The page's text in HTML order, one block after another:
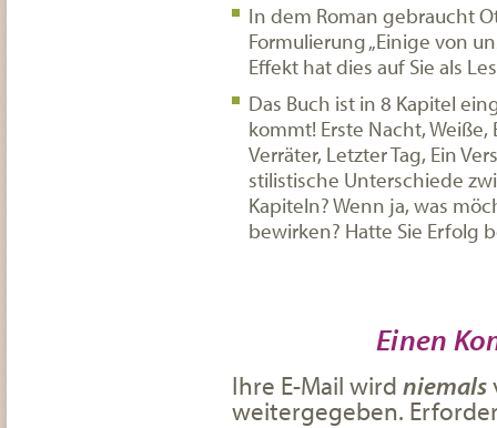
In dem Roman gebraucht
Formulierung „Einige von
Effekt hat dies auf Sie als
Das Buch ist in 8 Kapitel
kommt! Erste Nacht, Weiße,
Verräter, Letzter Tag, Ein
stilistische Unterschiede
Kapiteln? Wenn ja, was
bewirken? Hatte Sie Erfolg
Einen
Ihre E-Mail wird niemals
weitergegeben.